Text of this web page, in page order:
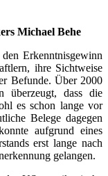
Michael Behe
Erkenntnisgewinn
ihre Sichtweise
Befunde. Über 2000
überzeugt, dass die
es schon lange vor
Belege dagegen
aufgrund eines
erst lange nach
gelangen.